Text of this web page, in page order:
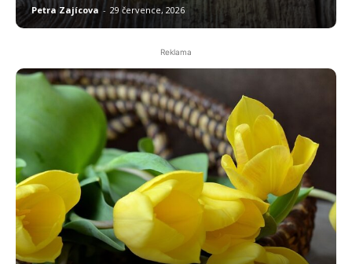
Petra Zajícova - 29 července, 2026
Reklama